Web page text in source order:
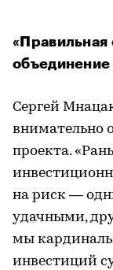
«Правильная
объединение
Сергей
внимательно
проекта.
на риск —
удачными,
мы
инвестиций